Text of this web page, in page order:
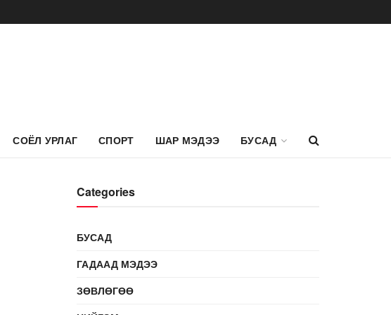
СОЁЛ УРЛАГ СПОРТ ШАР МЭДЭЭ БУСАД
Categories
БУСАД
ГАДААД МЭДЭЭ
ЗӨВЛӨГӨӨ